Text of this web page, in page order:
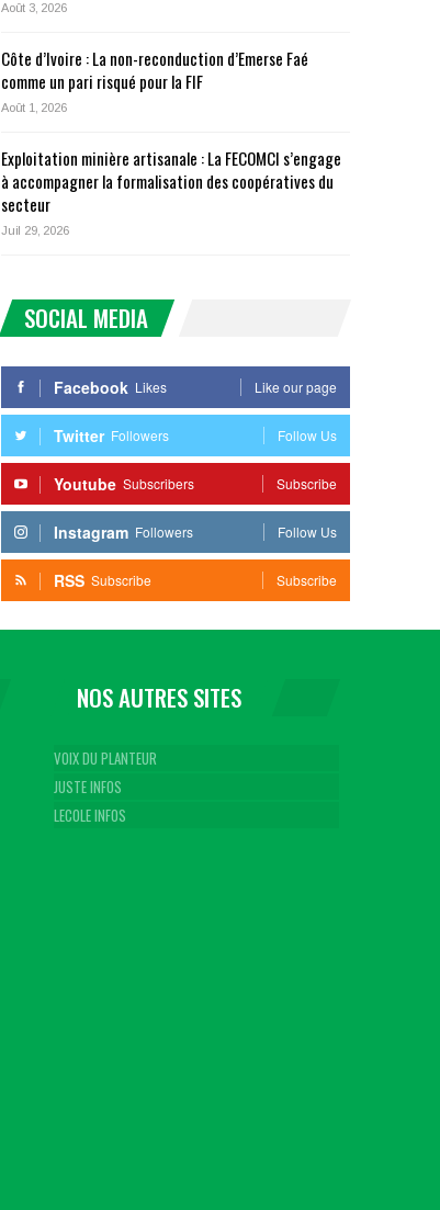
Août 3, 2026
Côte d’Ivoire : La non-reconduction d’Emerse Faé
comme un pari risqué pour la FIF
Août 1, 2026
Exploitation minière artisanale : La FECOMCI s’engage
à accompagner la formalisation des coopératives du
secteur
Juil 29, 2026
SOCIAL MEDIA
Facebook Likes Like our page
Twitter Followers Follow Us
Youtube Subscribers Subscribe
Instagram Followers Follow Us
RSS Subscribe Subscribe
NOS AUTRES SITES
VOIX DU PLANTEUR
JUSTE INFOS
LECOLE INFOS